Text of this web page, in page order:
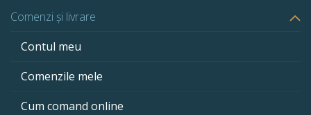
Comenzi și livrare
Contul meu
Comenzile mele
Cum comand online